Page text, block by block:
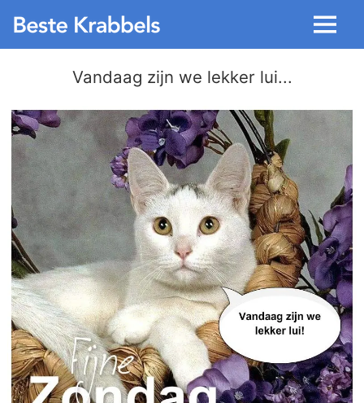
Menu
Vandaag zijn we lekker lui...